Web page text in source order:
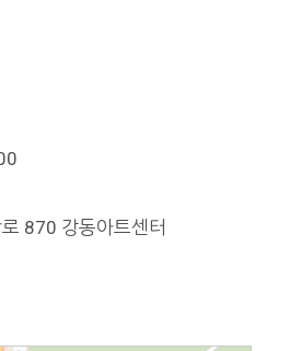
870 강동아트센터